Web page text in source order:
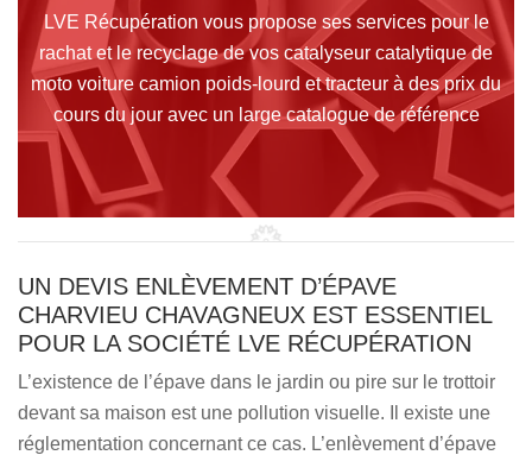
LVE Récupération vous propose ses services pour le
rachat et le recyclage de vos catalyseur catalytique de
moto voiture camion poids-lourd et tracteur à des prix du
cours du jour avec un large catalogue de référence
UN DEVIS ENLÈVEMENT D’ÉPAVE
CHARVIEU CHAVAGNEUX EST ESSENTIEL
POUR LA SOCIÉTÉ LVE RÉCUPÉRATION
L’existence de l’épave dans le jardin ou pire sur le trottoir
devant sa maison est une pollution visuelle. Il existe une
réglementation concernant ce cas. L’enlèvement d’épave